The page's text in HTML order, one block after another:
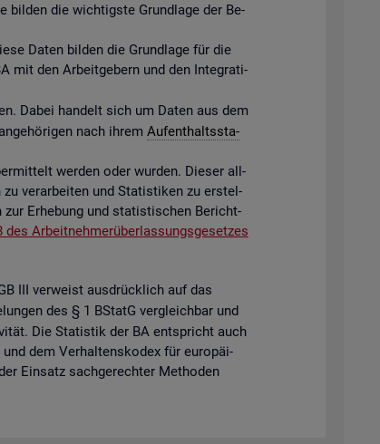
bil­den die wich­tigs­te Grund­la­ge der Be­
Daten bil­den die Grund­la­ge für die
mit den Ar­beit­ge­bern und den In­te­gra­ti­
Dabei han­delt sich um Daten aus dem
nach ihrem Auf­ent­halts­sta­
wer­den oder wur­den. Die­ser all­
ver­ar­bei­ten und Sta­tis­ti­ken zu er­stel­
Er­he­bung und sta­tis­ti­schen Be­richt­
des Ar­beit­neh­mer­über­las­sungs­ge­set­zes
III ver­weist aus­drück­lich auf das
des § 1 BStatG ver­gleich­bar und
Die Sta­tis­tik der BA ent­spricht auch
dem Ver­hal­tens­ko­dex für eu­ro­päi­
Ein­satz sach­ge­rech­ter Me­tho­den